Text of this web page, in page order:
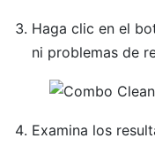
Haga clic en el
ni problemas de
Examina los